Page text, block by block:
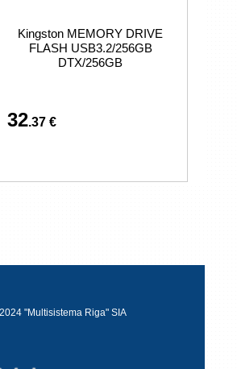
Kingston MEMORY DRIVE
FLASH USB3.2/256GB
DTX/256GB
32.37 €
"Multisistema Riga" SIA